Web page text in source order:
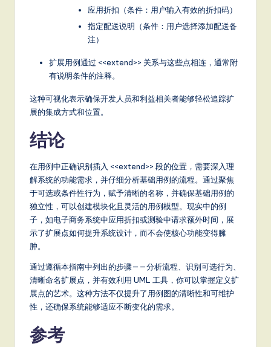
应用折扣（条件：用户输入有效的折扣码）
指定配送说明（条件：用户选择添加配送备
注）
扩展用例通过 <<extend>> 关系与这些点相连，通常附
有说明条件的注释。
这种可视化表示确保开发人员和利益相关者能够轻松追踪扩
展的集成方式和位置。
结论
在用例中正确识别插入 <<extend>> 段的位置，需要深入理
解系统的功能需求，并仔细分析基础用例的流程。通过聚焦
于可选或条件性行为，赋予清晰的名称，并确保基础用例的
独立性，可以创建模块化且灵活的用例模型。现实中的例
子，如电子商务系统中应用折扣或测验中请求额外时间，展
示了扩展点如何提升系统设计，而不会使核心功能变得臃
肿。
通过遵循本指南中列出的步骤——分析流程、识别可选行为、
清晰命名扩展点，并有效利用 UML 工具，你可以掌握定义扩
展点的艺术。这种方法不仅提升了用例图的清晰性和可维护
性，还确保系统能够适应不断变化的需求。
参考